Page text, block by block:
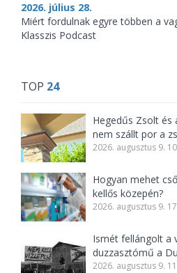
2026. július 28.
Miért fordulnak egyre többen a
Klasszis Podcast
TOP 24
Hegedűs Zsolt és
nem szállt por a
2026. augusztus 9.
Hogyan mehet
kellős közepén?
2026. augusztus 9.
Ismét fellángolt a
duzzasztómű a
2026. augusztus 9.